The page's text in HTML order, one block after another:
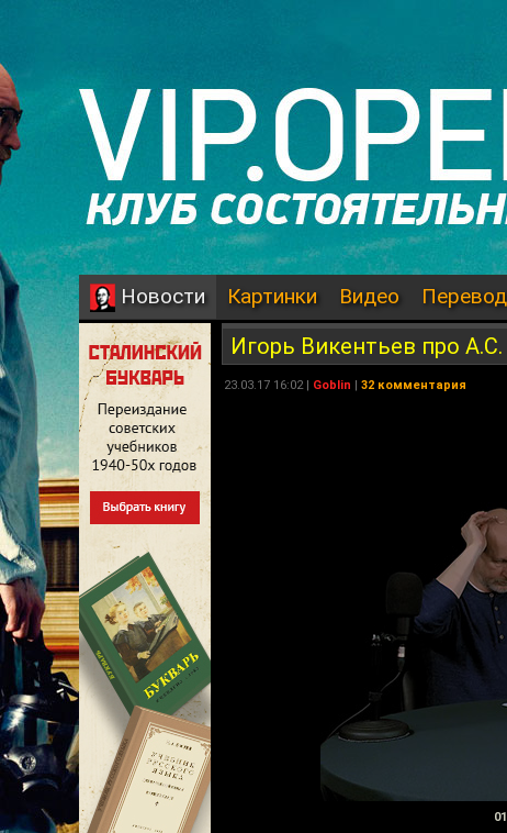
Новости Картинки Видео
Игорь Викентьев про
23.03.17 16:02 | Goblin | 32 комментария